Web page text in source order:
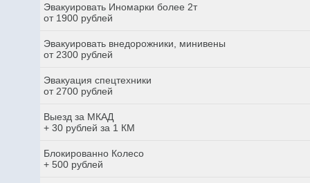
Эвакуировать Иномарки более 2т
от 1900 рублей
Эвакуировать внедорожники, минивены
от 2300 рублей
Эвакуация спецтехники
от 2700 рублей
Выезд за МКАД
+ 30 рублей за 1 КМ
Блокированно Колесо
+ 500 рублей